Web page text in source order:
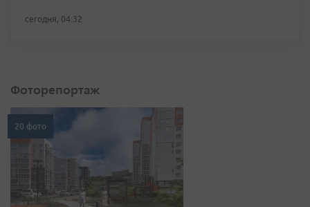
сегодня, 04:32
Фоторепортаж
20 фото